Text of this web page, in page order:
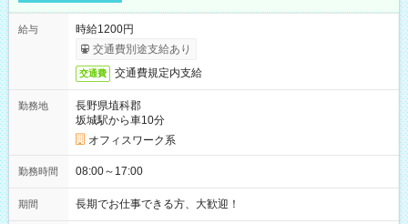
給与
時給1200円
交通費別途支給あり
交通費 交通費規定内支給
勤務地
長野県埴科郡
坂城駅から車10分
オフィスワーク系
勤務時間 08:00～17:00
期間 長期でお仕事できる方、大歓迎！